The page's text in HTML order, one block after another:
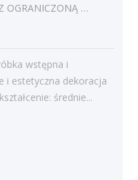
ODPOWIEDZIALNOŚCIĄ
wstępna i
i estetyczna dekoracja
średnie...